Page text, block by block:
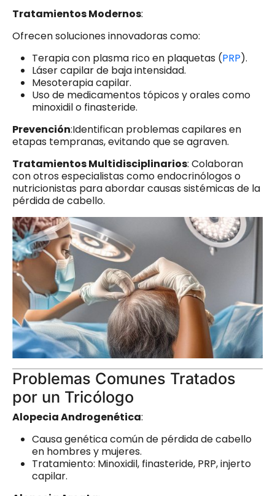
Tratamientos Modernos:
Ofrecen soluciones innovadoras como:
Terapia con plasma rico en plaquetas (PRP).
Láser capilar de baja intensidad.
Mesoterapia capilar.
Uso de medicamentos tópicos y orales como
minoxidil o finasteride.
Prevención:Identifican problemas capilares en
etapas tempranas, evitando que se agraven.
Tratamientos Multidisciplinarios: Colaboran
con otros especialistas como endocrinólogos o
nutricionistas para abordar causas sistémicas de la
pérdida de cabello.
Problemas Comunes Tratados
por un Tricólogo
Alopecia Androgenética:
Causa genética común de pérdida de cabello
en hombres y mujeres.
Tratamiento: Minoxidil, finasteride, PRP, injerto
capilar.